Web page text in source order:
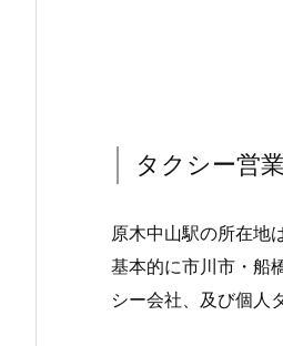
タクシー営
原木中山駅の所在地
基本的に市川市・船
シー会社、及び個人